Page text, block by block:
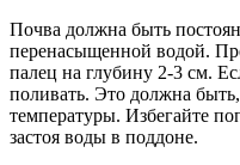
Почва должна быть
перенасыщенной водой.
палец на глубину 2-3 см.
поливать. Это должна
температуры. Избегайте
застоя воды в поддоне.